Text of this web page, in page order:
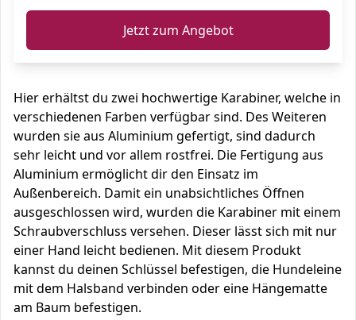
Jetzt zum Angebot
Hier erhältst du zwei hochwertige Karabiner, welche in
verschiedenen Farben verfügbar sind. Des Weiteren
wurden sie aus Aluminium gefertigt, sind dadurch
sehr leicht und vor allem rostfrei. Die Fertigung aus
Aluminium ermöglicht dir den Einsatz im
Außenbereich. Damit ein unabsichtliches Öffnen
ausgeschlossen wird, wurden die Karabiner mit einem
Schraubverschluss versehen. Dieser lässt sich mit nur
einer Hand leicht bedienen. Mit diesem Produkt
kannst du deinen Schlüssel befestigen, die Hundeleine
mit dem Halsband verbinden oder eine Hängematte
am Baum befestigen.